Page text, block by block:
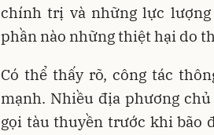
chính trị và những lực
phần nào những thiệt hại do
Có thể thấy rõ, công tác
mạnh. Nhiều địa phương
gọi tàu thuyền trước khi bão